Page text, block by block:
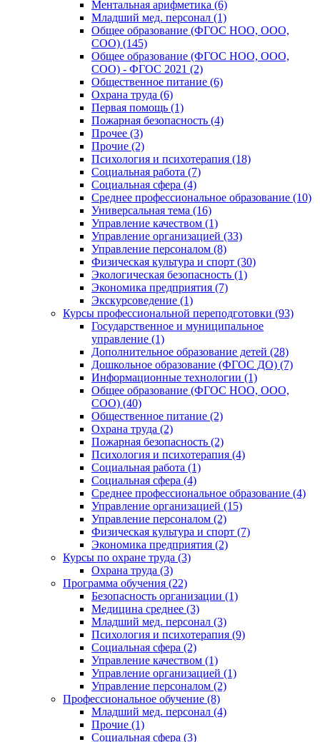
Ментальная арифметика (6)
Младший мед. персонал (1)
Общее образование (ФГОС НОО, ООО,
СОО) (145)
Общее образование (ФГОС НОО, ООО,
СОО) - ФГОС 2021 (2)
Общественное питание (6)
Охрана труда (6)
Первая помощь (1)
Пожарная безопасность (4)
Прочее (3)
Прочие (2)
Психология и психотерапия (18)
Социальная работа (7)
Социальная сфера (4)
Среднее профессиональное образование (10)
Универсальная тема (16)
Управление качеством (1)
Управление организацией (33)
Управление персоналом (8)
Физическая культура и спорт (30)
Экологическая безопасность (1)
Экономика предприятия (7)
Экскурсоведение (1)
Курсы профессиональной переподготовки (93)
Государственное и муниципальное
управление (1)
Дополнительное образование детей (28)
Дошкольное образование (ФГОС ДО) (7)
Информационные технологии (1)
Общее образование (ФГОС НОО, ООО,
СОО) (40)
Общественное питание (2)
Охрана труда (2)
Пожарная безопасность (2)
Психология и психотерапия (4)
Социальная работа (1)
Социальная сфера (4)
Среднее профессиональное образование (4)
Управление организацией (15)
Управление персоналом (2)
Физическая культура и спорт (7)
Экономика предприятия (2)
Курсы по охране труда (3)
Охрана труда (3)
Программа обучения (22)
Безопасность организации (1)
Медицина среднее (3)
Младший мед. персонал (3)
Психология и психотерапия (9)
Социальная сфера (2)
Управление качеством (1)
Управление организацией (1)
Управление персоналом (2)
Профессиональное обучение (8)
Младший мед. персонал (4)
Прочие (1)
Социальная сфера (3)